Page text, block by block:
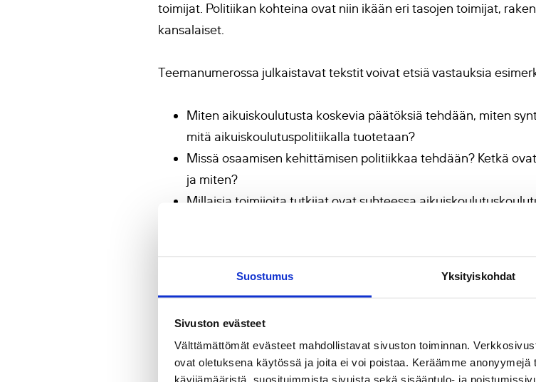
Suostumus Yksityiskohdat
Sivuston evästeet
Välttämättömät evästeet mahdollistavat sivuston toiminnan.
ovat oletuksena käytössä ja joita ei voi poistaa. Keräämme
kävijämääristä, suosituimmista sivuista sekä sisääntulo- ja
toimijat. Politiikan kohteina ovat niin ikään eri tasojen toimijat,
kansalaiset.
Teemanumerossa julkaistavat tekstit voivat etsiä vastauksia
Miten aikuiskoulutusta koskevia päätöksiä tehdään, miten
mitä aikuiskoulutuspolitiikalla tuotetaan?
Missä osaamisen kehittämisen politiikkaa tehdään? Ketkä
ja miten?
Millaisia toimijoita tutkijat ovat suhteessa
Tarjoa käsikirjoitusta
Tutustu Aikuiskasvatuksenkirjoittajaohjeisiin.